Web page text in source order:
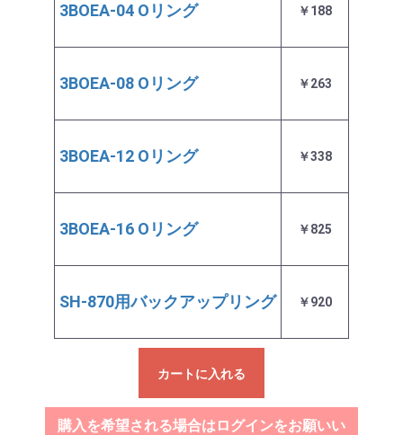
3BOEA-04 Oリング ￥188
3BOEA-08 Oリング ￥263
3BOEA-12 Oリング ￥338
3BOEA-16 Oリング ￥825
SH-870用バックアップリング ￥920
カートに入れる
購入を希望される場合はログインをお願いい